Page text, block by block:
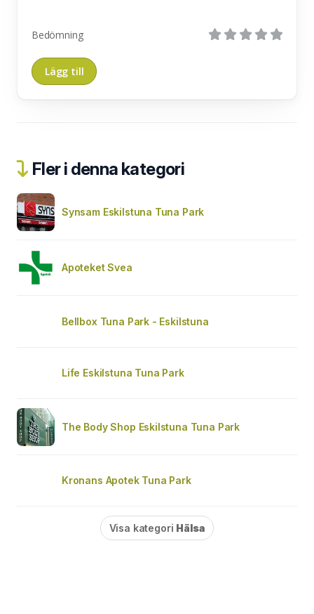
Bedömning
Fler i denna kategori
Synsam Eskilstuna Tuna Park
Apoteket Svea
Bellbox Tuna Park - Eskilstuna
Life Eskilstuna Tuna Park
The Body Shop Eskilstuna Tuna Park
Kronans Apotek Tuna Park
Visa kategori Hälsa